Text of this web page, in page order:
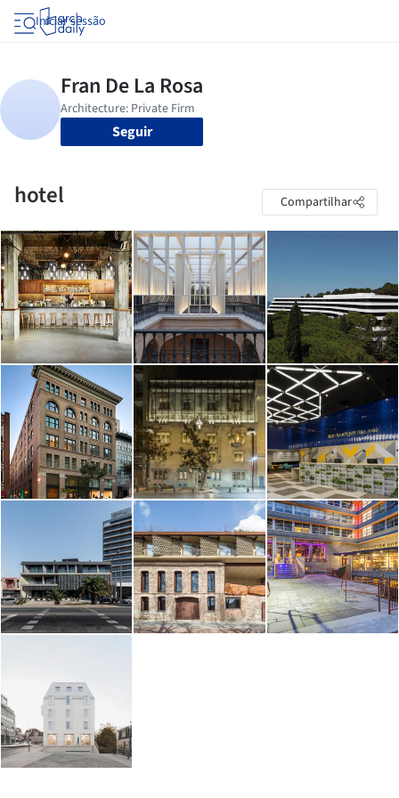
Iniciar sessão
Seguir
hotel Compartilhar